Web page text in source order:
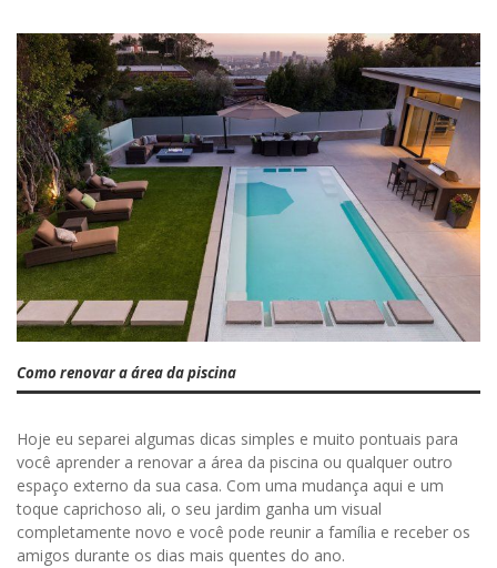
Como renovar a área da piscina
Hoje eu separei algumas dicas simples e muito pontuais para
você aprender a renovar a área da piscina ou qualquer outro
espaço externo da sua casa. Com uma mudança aqui e um
toque caprichoso ali, o seu jardim ganha um visual
completamente novo e você pode reunir a família e receber os
amigos durante os dias mais quentes do ano.